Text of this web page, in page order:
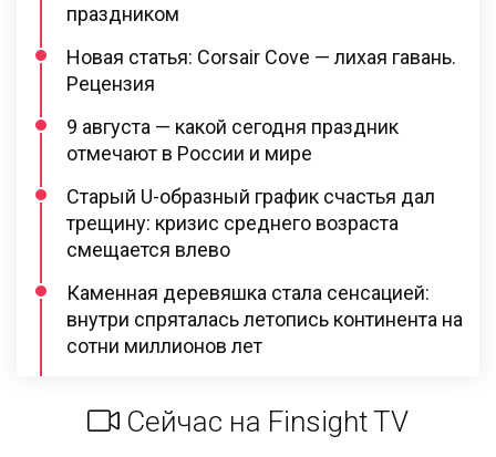
праздником
Новая статья: Corsair Cove — лихая гавань.
Рецензия
9 августа — какой сегодня праздник
отмечают в России и мире
Старый U-образный график счастья дал
трещину: кризис среднего возраста
смещается влево
Каменная деревяшка стала сенсацией:
внутри спряталась летопись континента на
сотни миллионов лет
Сейчас на Finsight TV